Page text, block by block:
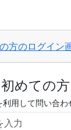
方のログイン
初めての方
利用して問い合わ